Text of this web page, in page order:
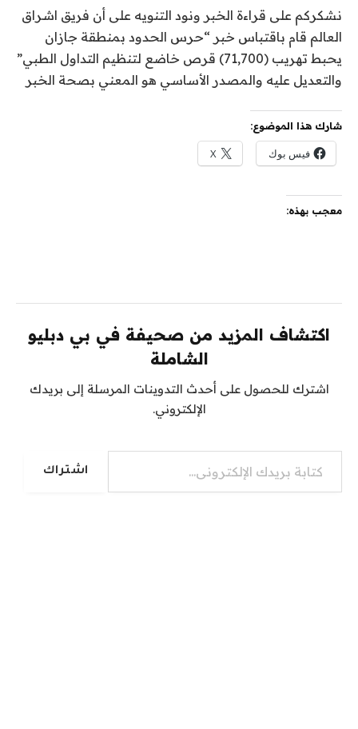
نشكركم على قراءة الخبر ونود التنويه على أن فريق اشراق
العالم قام باقتباس خبر “حرس الحدود بمنطقة جازان
يحبط تهريب (71,700) قرص خاضع لتنظيم التداول الطبي”
والتعديل عليه والمصدر الأساسي هو المعني بصحة الخبر
شارك هذا الموضوع:
فيس بوك X
معجب بهذه:
اكتشاف المزيد من صحيفة في بي دبليو
الشاملة
اشترك للحصول على أحدث التدوينات المرسلة إلى بريدك
الإلكتروني.
كتابة بريدك الإلكتروني...
اشتراك